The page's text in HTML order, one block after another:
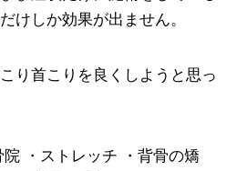
けしか効果が出ません。
り首こりを良くしようと思っ
院 ・ストレッチ ・背骨の矯